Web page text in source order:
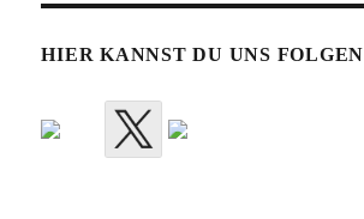
HIER KANNST DU UNS FOLGEN